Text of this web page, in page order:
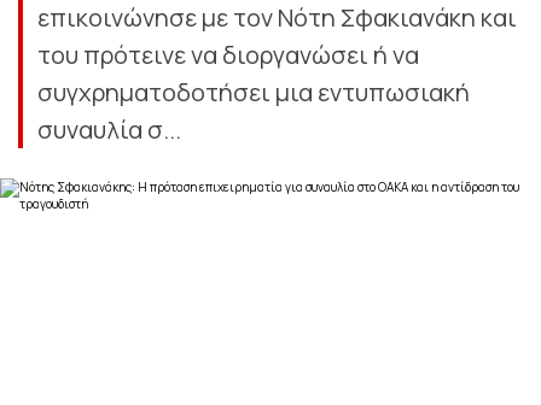
επικοινώνησε με τον Νότη Σφακιανάκη και
του πρότεινε να διοργανώσει ή να
συγχρηματοδοτήσει μια εντυπωσιακή
συναυλία σ...